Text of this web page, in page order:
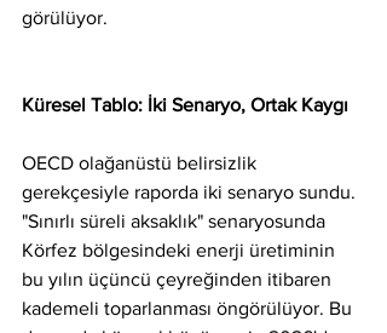
görülüyor.
Küresel Tablo: İki Senaryo, Ortak Kaygı
OECD olağanüstü belirsizlik
gerekçesiyle raporda iki senaryo sundu.
"Sınırlı süreli aksaklık" senaryosunda
Körfez bölgesindeki enerji üretiminin
bu yılın üçüncü çeyreğinden itibaren
kademeli toparlanması öngörülüyor. Bu